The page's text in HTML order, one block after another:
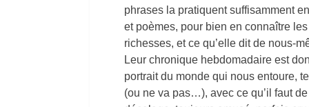
phrases la pratiquent suffisamment
et poèmes, pour bien en connaître les
richesses, et ce qu’elle dit de nous-
Leur chronique hebdomadaire est
portrait du monde qui nous entoure,
(ou ne va pas…), avec ce qu’il faut de